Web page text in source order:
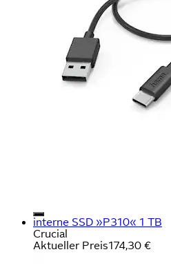
interne SSD »P310« 1 TB
Crucial
Aktueller Preis174,30 €